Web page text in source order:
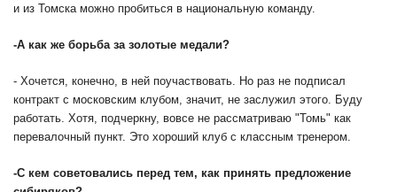
и из Томска можно пробиться в национальную команду.
-А как же борьба за золотые медали?
- Хочется, конечно, в ней поучаствовать. Но раз не подписал
контракт с московским клубом, значит, не заслужил этого. Буду
работать. Хотя, подчеркну, вовсе не рассматриваю "Томь" как
перевалочный пункт. Это хороший клуб с классным тренером.
-С кем советовались перед тем, как принять предложение